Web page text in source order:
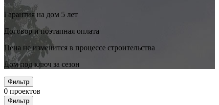
Гарантия на дом 5 лет
Договор и поэтапная оплата
Цена не изменится в процессе строительства
Дом под ключ за сезон
Фильтр
0 проектов
Фильтр